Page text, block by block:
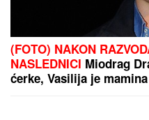
"Okretao sam točak čiji
žljeb!" Pre nego što je
Samardžić se bavio